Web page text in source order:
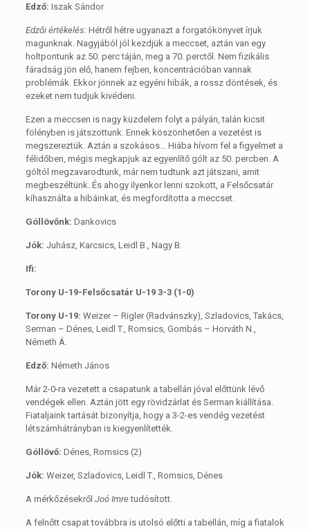
Edző: Iszak Sándor
Edzői értékelés: Hétről hétre ugyanazt a forgatókönyvet írjuk
magunknak. Nagyjából jól kezdjük a meccset, aztán van egy
holtpontunk az 50. perc táján, meg a 70. perctől. Nem fizikális
fáradság jön elő, hanem fejben, koncentrációban vannak
problémák. Ekkor jönnek az egyéni hibák, a rossz döntések, és
ezeket nem tudjuk kivédeni.
Ezen a meccsen is nagy küzdelem folyt a pályán, talán kicsit
fölényben is játszottunk. Ennek köszönhetően a vezetést is
megszereztük. Aztán a szokásos… Hiába hívom fel a figyelmet a
félidőben, mégis megkapjuk az egyenlítő gólt az 50. percben. A
góltól megzavarodtunk, már nem tudtunk azt játszani, amit
megbeszéltünk. És ahogy ilyenkor lenni szokott, a Felsőcsatár
kihasználta a hibáinkat, és megfordította a meccset.
Góllövőnk: Dankovics
Jók: Juhász, Karcsics, Leidl B., Nagy B.
Ifi:
Torony U-19-Felsőcsatár U-19 3-3 (1-0)
Torony U-19: Weizer – Rigler (Radvánszky), Szladovics, Takács,
Serman – Dénes, Leidl T., Romsics, Gombás – Horváth N.,
Németh Á.
Edző: Németh János
Már 2-0-ra vezetett a csapatunk a tabellán jóval előttünk lévő
vendégek ellen. Aztán jött egy rövidzárlat és Serman kiállítása.
Fiataljaink tartását bizonyítja, hogy a 3-2-es vendég vezetést
létszámhátrányban is kiegyenlítették.
Góllövő: Dénes, Romsics (2)
Jók: Weizer, Szladovics, Leidl T., Romsics, Dénes
A mérkőzésekről Joó Imretudósított.
A felnőtt csapat továbbra is utolsó előtti a tabellán, míg a fiatalok